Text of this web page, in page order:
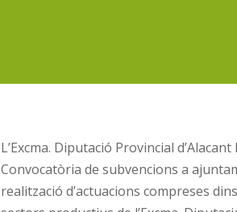
L’Excma. Diputació Provincial
Convocatòria de subvencions a
realització d’actuacions compreses